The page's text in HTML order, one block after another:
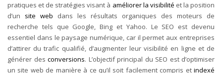
pratiques et de stratégies visant à améliorer la visibilité et la position
d’un site web dans les résultats organiques des moteurs de
recherche tels que Google, Bing et Yahoo. Le SEO est devenu
essentiel dans le paysage numérique, car il permet aux entreprises
d’attirer du trafic qualifié, d’augmenter leur visibilité en ligne et de
générer des conversions. L’objectif principal du SEO est d’optimiser
un site web de manière à ce qu’il soit facilement compris et indexé